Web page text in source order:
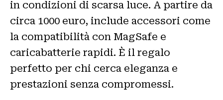
in condizioni di scarsa luce. A partire da
circa 1000 euro, include accessori come
la compatibilità con MagSafe e
caricabatterie rapidi. È il regalo
perfetto per chi cerca eleganza e
prestazioni senza compromessi.